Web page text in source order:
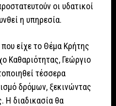
οι υδατικοί
η υπηρεσία.
είχε το Θέμα Κρήτης
Καθαριότητας, Γεώργιο
τέσσερα
δρόμων, ξεκινώντας
Η διαδικασία θα